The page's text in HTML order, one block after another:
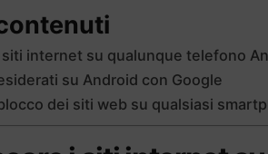
internet su qualunque telefono
su Android con Google
dei siti web su qualsiasi